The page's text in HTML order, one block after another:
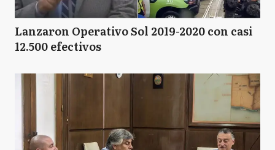
Lanzaron Operativo Sol 2019-2020 con casi
12.500 efectivos